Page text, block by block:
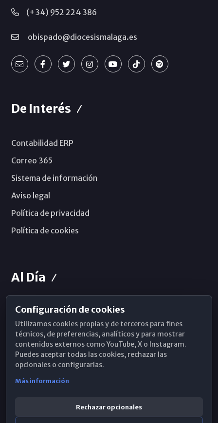
(+34) 952 224 386
obispado@diocesismalaga.es
De Interés
Contabilidad ERP
Correo 365
Sistema de información
Aviso legal
Política de privacidad
Política de cookies
Al Día
Horarios de Misa
Hemeroteca
WhatsApp
Configuración de cookies
Utilizamos cookies propias y de terceros para fines
técnicos, de preferencias, analíticos y para mostrar
contenidos externos como YouTube, X o Instagram.
Puedes aceptar todas las cookies, rechazar las
opcionales o configurarlas.
Más información
Rechazar opcionales